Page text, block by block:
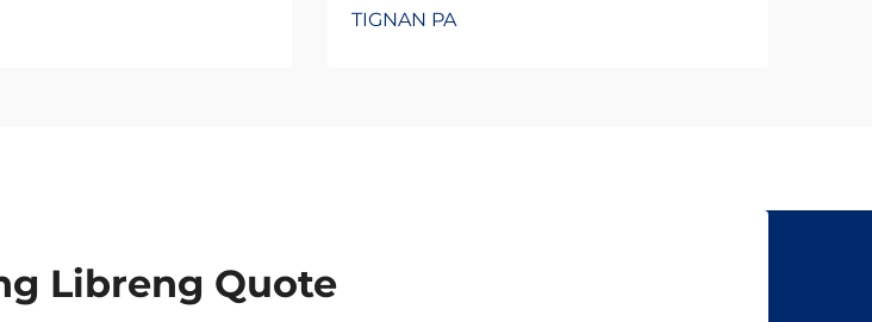
TIGNAN PA
Libreng Quote